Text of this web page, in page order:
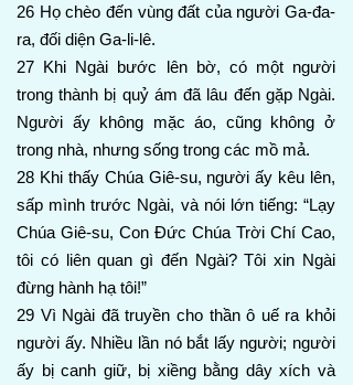
26 Họ chèo đến vùng đất của người Ga-đa-
ra, đối diện Ga-li-lê.
27 Khi Ngài bước lên bờ, có một người
trong thành bị quỷ ám đã lâu đến gặp Ngài.
Người ấy không mặc áo, cũng không ở
trong nhà, nhưng sống trong các mồ mả.
28 Khi thấy Chúa Giê-su, người ấy kêu lên,
sấp mình trước Ngài, và nói lớn tiếng: “Lạy
Chúa Giê-su, Con Đức Chúa Trời Chí Cao,
tôi có liên quan gì đến Ngài? Tôi xin Ngài
đừng hành hạ tôi!”
29 Vì Ngài đã truyền cho thần ô uế ra khỏi
người ấy. Nhiều lần nó bắt lấy người; người
ấy bị canh giữ, bị xiềng bằng dây xích và